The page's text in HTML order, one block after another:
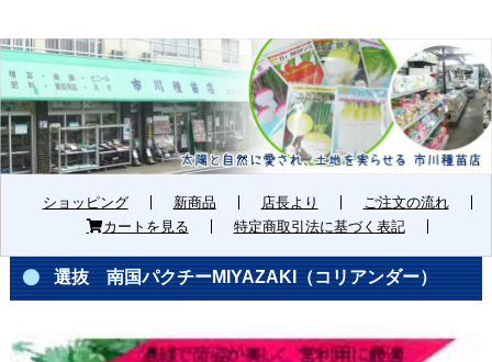
ホーム
ら
お勧め商品 お知らせ 店舗概要
ショッピング 新商品 店長より
ご注文の流れ
カートを見る
特定商取引法に基づく表記
選抜 南国パクチーMIYAZAKI（コリアンダー）